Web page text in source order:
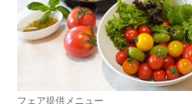
フェア提供メニュー